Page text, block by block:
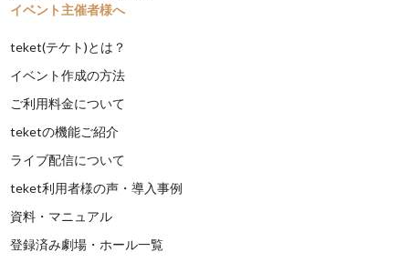
イベント主催者様へ
teket(テケト)とは？
イベント作成の方法
ご利用料金について
teketの機能ご紹介
ライブ配信について
teket利用者様の声・導入事例
資料・マニュアル
登録済み劇場・ホール一覧